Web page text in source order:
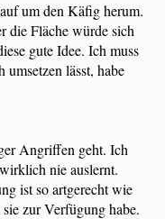
um den Käfig herum.
die Fläche würde sich
gute Idee. Ich muss
lässt, habe
Angriffen geht. Ich
nie auslernt.
ist so artgerecht wie
zur Verfügung habe.